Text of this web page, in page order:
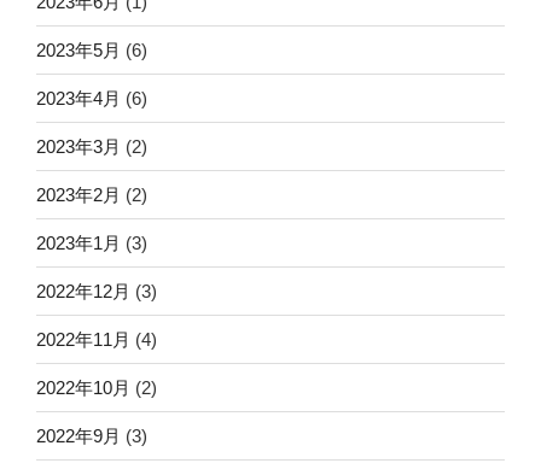
2023年5月 (6)
2023年4月 (6)
2023年3月 (2)
2023年2月 (2)
2023年1月 (3)
2022年12月 (3)
2022年11月 (4)
2022年10月 (2)
2022年9月 (3)